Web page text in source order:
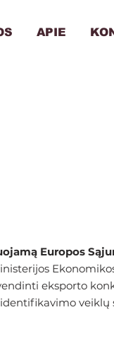
APIE
Europos
eksporto